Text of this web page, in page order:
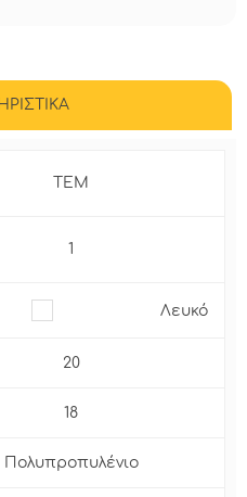
ΤΕΜ
1
Λευκό
20
18
Πολυπροπυλένιο